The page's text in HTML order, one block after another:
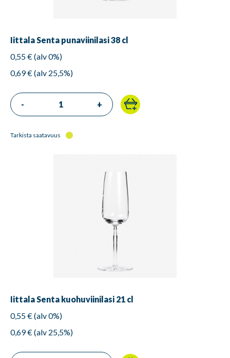
Iittala Senta punaviinilasi 38 cl
0,55 € (alv 0%)
0,69 € (alv 25,5%)
- +
Tarkista saatavuus
Iittala Senta kuohuviinilasi 21 cl
0,55 € (alv 0%)
0,69 € (alv 25,5%)